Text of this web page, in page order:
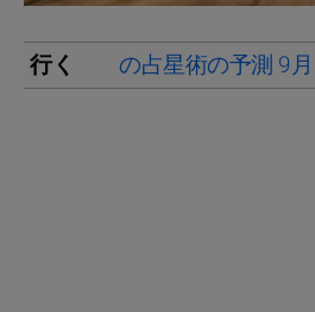
行く の占星術の予測 9